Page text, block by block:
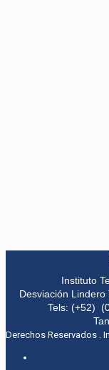
Instituto
Desviación Lindero
Tels: (+52)
Derechos Reservados .